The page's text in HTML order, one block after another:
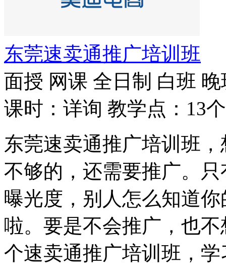
东莞速卖通推广培训班
面授 网课 全日制 白班 晚
课时：详询 教学点：13个
东莞速卖通推广培训班
不够的，还需要推广。
曝光度，别人怎么知道
啦。要是不会推广，也
个速卖通推广培训班，